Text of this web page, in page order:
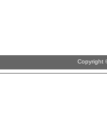
Copyright